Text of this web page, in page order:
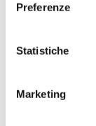
Preferenze
Statistiche
Marketing
Com